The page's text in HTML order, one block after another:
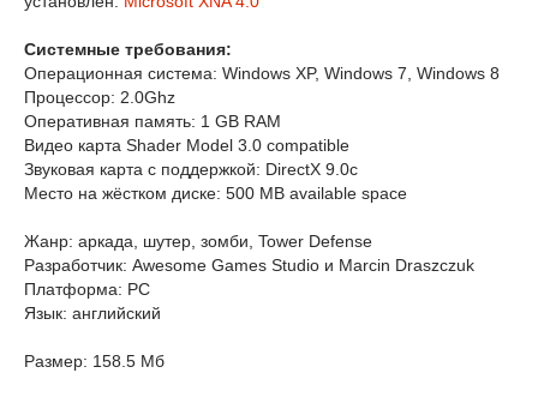
Системные требования:
Операционная система: Windows XP, Windows 7, Windows 8
Процессор: 2.0Ghz
Оперативная память: 1 GB RAM
Видео карта Shader Model 3.0 compatible
Звуковая карта с поддержкой: DirectX 9.0c
Место на жёстком диске: 500 MB available space
Жанр: аркада, шутер, зомби, Tower Defense
Разработчик: Awesome Games Studio и Marcin Draszczuk
Платформа: РС
Язык: английский
Размер: 158.5 Мб